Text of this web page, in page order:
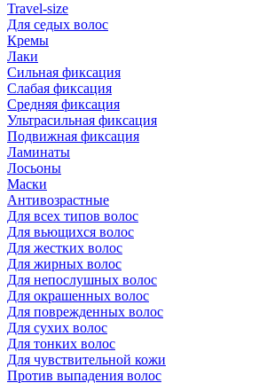
Travel-size
Для седых волос
Кремы
Лаки
Сильная фиксация
Слабая фиксация
Средняя фиксация
Ультрасильная фиксация
Подвижная фиксация
Ламинаты
Лосьоны
Маски
Антивозрастные
Для всех типов волос
Для вьющихся волос
Для жестких волос
Для жирных волос
Для непослушных волос
Для окрашенных волос
Для поврежденных волос
Для сухих волос
Для тонких волос
Для чувствительной кожи
Против выпадения волос